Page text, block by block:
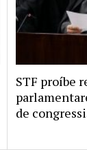
STF proíbe
de